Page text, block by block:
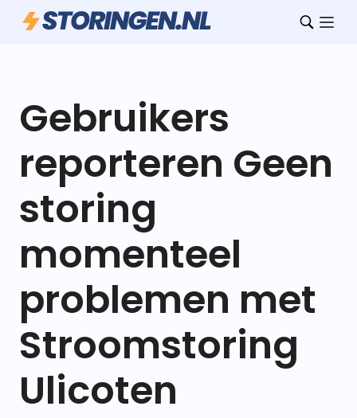
Gebruikers
reporteren Geen
storing
momenteel
problemen met
Stroomstoring
Ulicoten